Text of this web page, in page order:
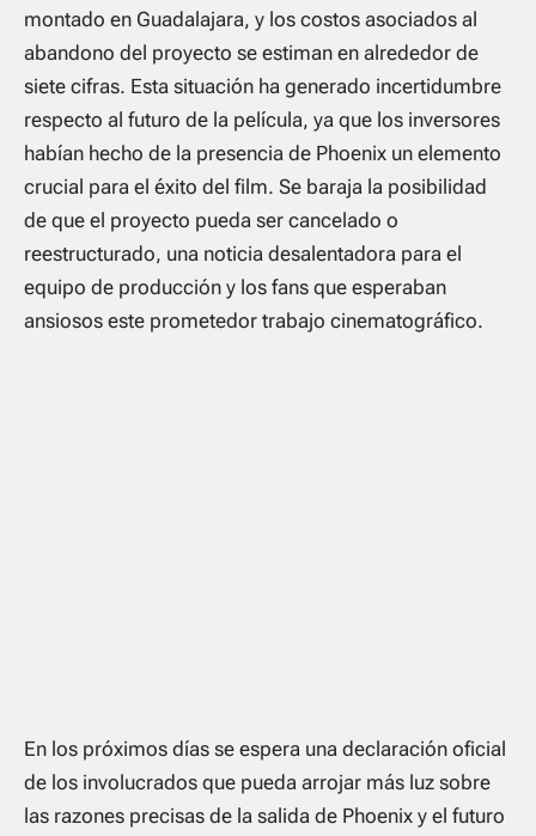
montado en Guadalajara, y los costos asociados al
abandono del proyecto se estiman en alrededor de
siete cifras. Esta situación ha generado incertidumbre
respecto al futuro de la película, ya que los inversores
habían hecho de la presencia de Phoenix un elemento
crucial para el éxito del film. Se baraja la posibilidad
de que el proyecto pueda ser cancelado o
reestructurado, una noticia desalentadora para el
equipo de producción y los fans que esperaban
ansiosos este prometedor trabajo cinematográfico.
En los próximos días se espera una declaración oficial
de los involucrados que pueda arrojar más luz sobre
las razones precisas de la salida de Phoenix y el futuro